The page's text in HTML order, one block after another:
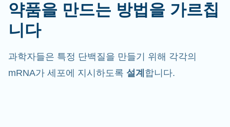
약품을 만드는 방법을 가르칩
니다
과학자들은 특정 단백질을 만들기 위해 각각의
mRNA가 세포에 지시하도록 설계 합니다.